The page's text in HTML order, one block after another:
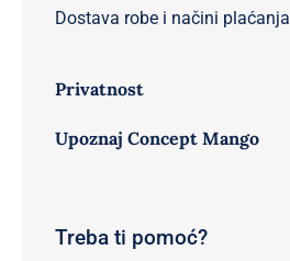
Dostava robe i načini plaćanja
Privatnost
Upoznaj Concept Mango
Treba ti pomoć?